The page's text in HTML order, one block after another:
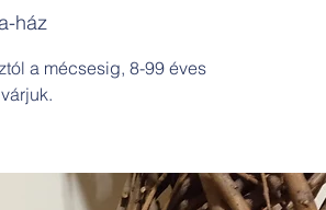
ház
a mécsesig, 8-99 éves